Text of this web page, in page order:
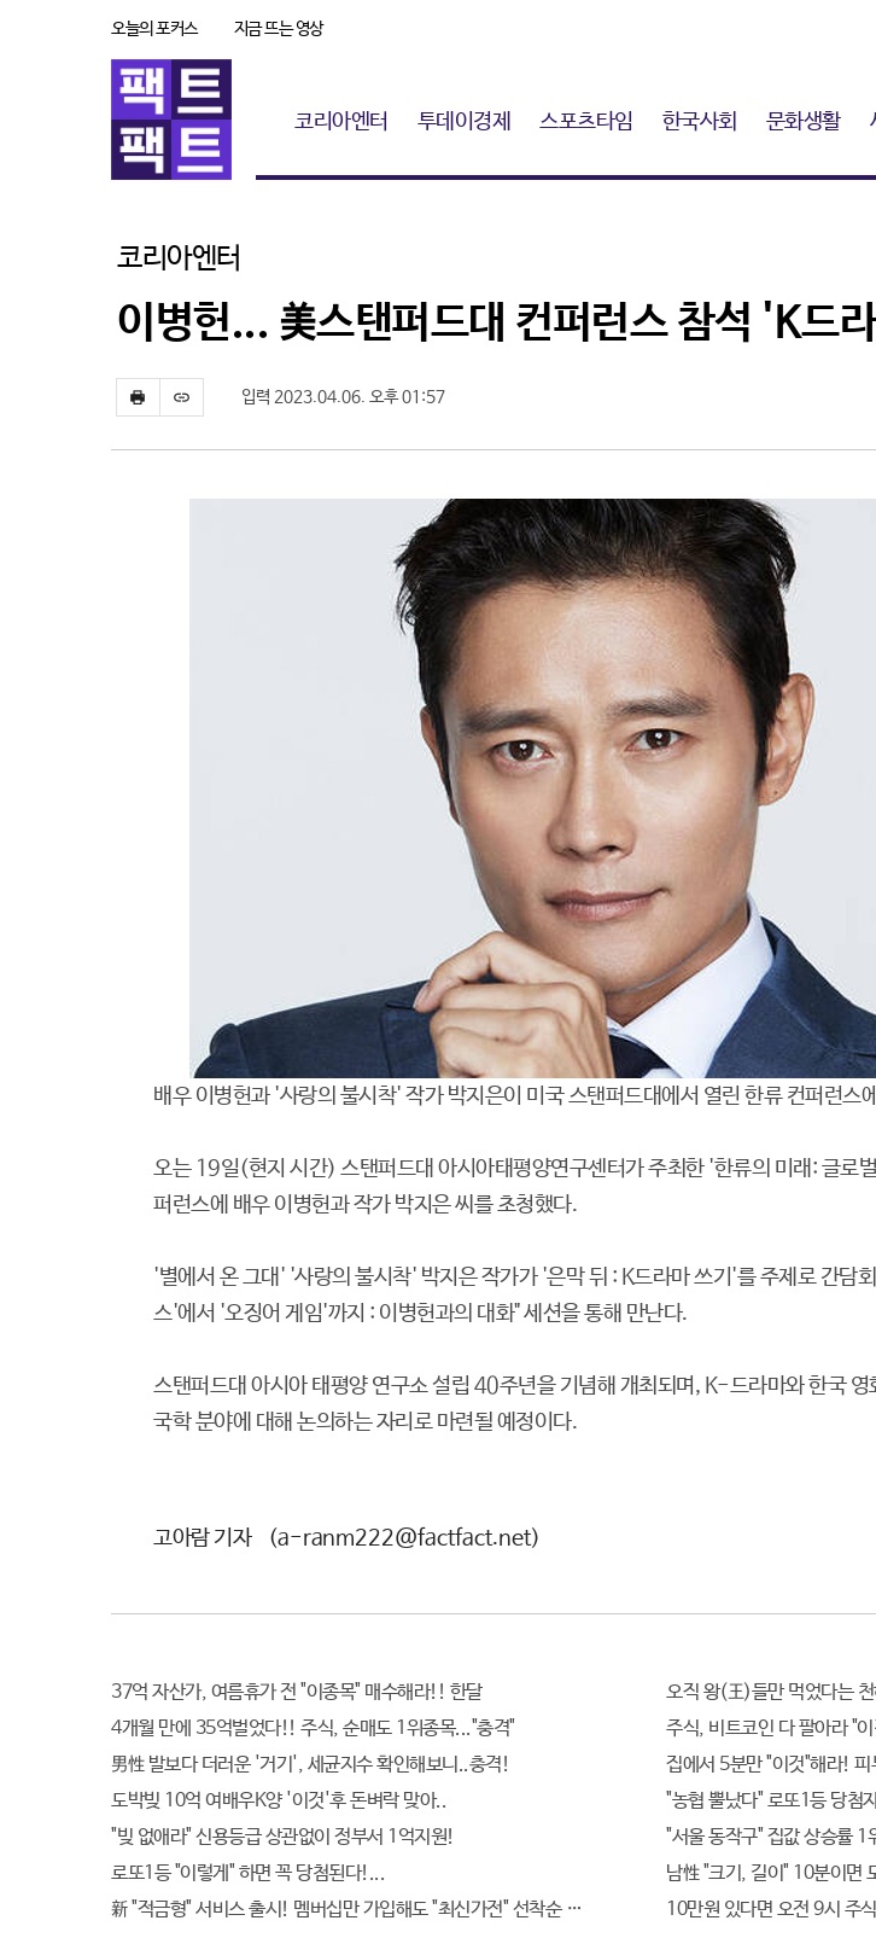
오늘의 포커스 지금 뜨는 영상
코리아엔터 투데이경제 스포츠타임 한국사회 문화생활
코리아엔터
이병헌... 美스탠퍼드대 컨퍼런스 참석 'K드
프
트
스
랩
입력 2023.04.06. 오후 01:57
배우 이병헌과 '사랑의 불시착' 작가 박지은이 미국 스탠퍼드대에서 열린 한류 컨퍼런스
오는 19일(현지 시간) 스탠퍼드대 아시아태평양연구센터가 주최한 '한류의 미래: 글로
퍼런스에 배우 이병헌과 작가 박지은 씨를 초청했다.
'별에서 온 그대' '사랑의 불시착' 박지은 작가가 '은막 뒤 : K드라마 쓰기'를 주제로 간담
스'에서 '오징어 게임'까지 : 이병헌과의 대화" 세션을 통해 만난다.
스탠퍼드대 아시아 태평양 연구소 설립 40주년을 기념해 개최되며, K-드라마와 한국 영
국학 분야에 대해 논의하는 자리로 마련될 예정이다.
고아람 기자 (a-ranm222@factfact.net)
37억 자산가, 여름휴가 전 "이종목" 매수해라!! 한달
4개월 만에 35억벌었다!! 주식, 순매도 1위종목..."충격"
男性 발보다 더러운 '거기', 세균지수 확인해보니..충격!
도박빚 10억 여배우K양 '이것'후 돈벼락 맞아..
"빚 없애라" 신용등급 상관없이 정부서 1억지원!
로또1등 "이렇게" 하면 꼭 당첨된다!...
新 "적금형" 서비스 출시! 멤버십만 가입해도 "최신가전" 선착순 100% 무료 경품지원!!
오직 왕(王)들만 먹었다는
주식, 비트코인 다 팔아라 "
집에서 5분만 "이것"해라!
"농협 뿔났다" 로또1등 당첨
"서울 동작구" 집값 상승률
남性 "크기, 길이" 10분이면
10만원 있다면 오전 9시 주